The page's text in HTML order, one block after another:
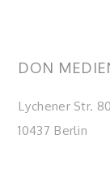
DON
Lychener Str. 80
10437 Berlin